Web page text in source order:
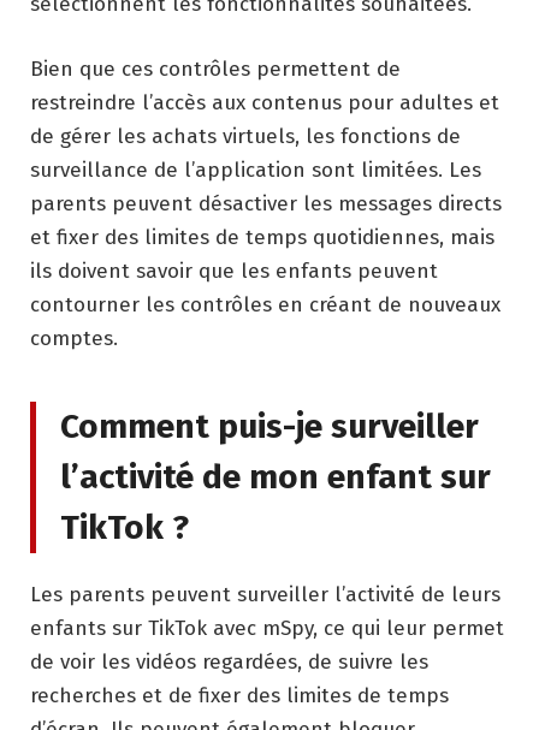
Bien que ces contrôles permettent de
restreindre l’accès aux contenus pour adultes et
de gérer les achats virtuels, les fonctions de
surveillance de l’application sont limitées. Les
parents peuvent désactiver les messages directs
et fixer des limites de temps quotidiennes, mais
ils doivent savoir que les enfants peuvent
contourner les contrôles en créant de nouveaux
comptes.
Comment puis-je surveiller
l’activité de mon enfant sur
TikTok ?
Les parents peuvent surveiller l’activité de leurs
enfants sur TikTok avec mSpy, ce qui leur permet
de voir les vidéos regardées, de suivre les
recherches et de fixer des limites de temps